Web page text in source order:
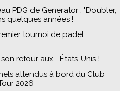
PDG de Generator : "Doubler,
quelques années !
tournoi de padel
retour aux... États-Unis !
attendus à bord du Club
2026